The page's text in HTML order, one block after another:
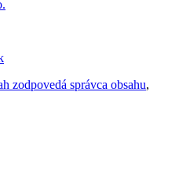
zodpovedá správca obsahu,